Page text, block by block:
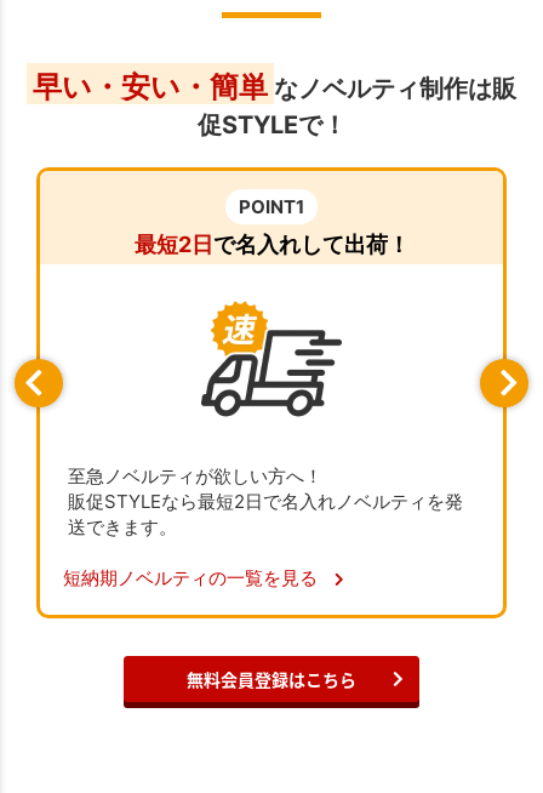
早い・安い・簡単 なノベルティ制作は販
促STYLEで！
POINT1
最短2日で名入れして出荷！
至急ノベルティが欲しい方へ！
販促STYLEなら最短2日で名入れノベルティを発
送できます。
短納期ノベルティの一覧を見る
無料会員登録はこちら